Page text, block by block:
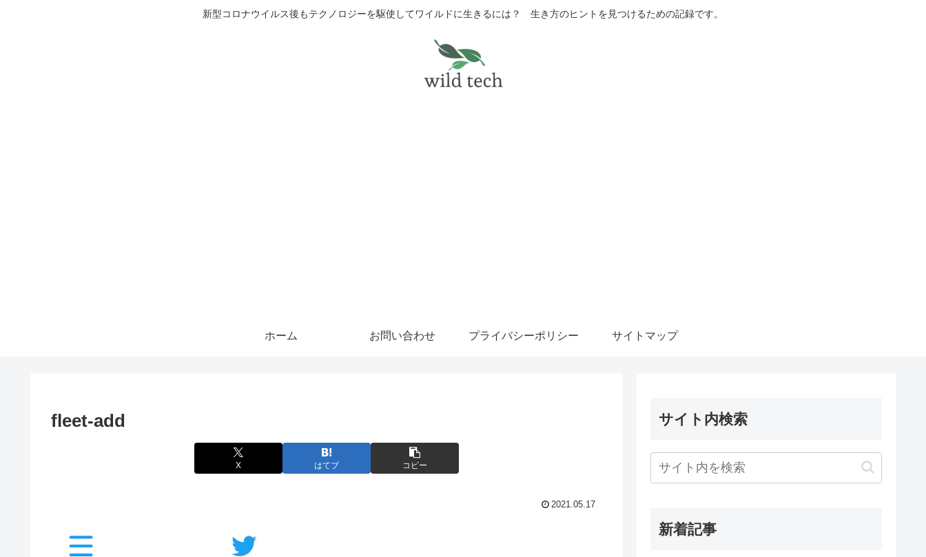
新型コロナウイルス後もテクノロジーを駆使してワイルドに生きるには？ 生き方のヒントを見つけるための記録です。
ホーム お問い合わせ プライバシーポリシー サイトマップ
fleet-add
X はてブ コピー
2021.05.17
サイト内検索
新着記事